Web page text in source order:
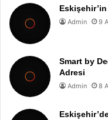
Admin 9
Smart by
Adresi
Admin 8